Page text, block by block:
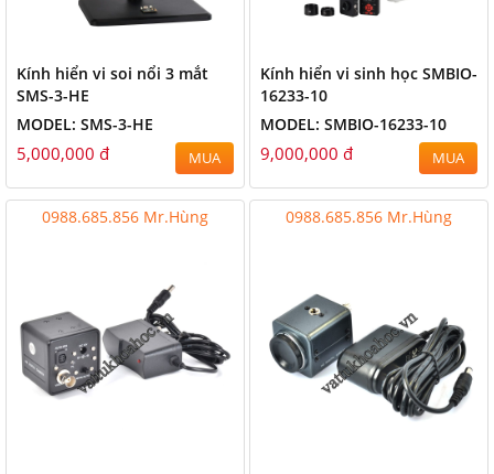
Kính hiển vi soi nổi 3 mắt
SMS-3-HE
MODEL: SMS-3-HE
5,000,000 đ MUA
Kính hiển vi sinh học SMBIO-
16233-10
MODEL: SMBIO-16233-10
9,000,000 đ MUA
0988.685.856 Mr.Hùng 0988.685.856 Mr.Hùng